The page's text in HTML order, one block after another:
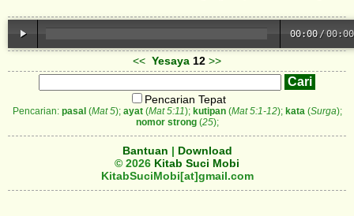
00:00 /00:00
<< Yesaya 12 >>
Pencarian Tepat
Pencarian: pasal(Mat 5); ayat(Mat 5:11); kutipan(Mat 5:1-12); kata (Surga);
nomor strong(25);
Bantuan | Download
© 2026 Kitab Suci Mobi
KitabSuciMobi[at]gmail.com